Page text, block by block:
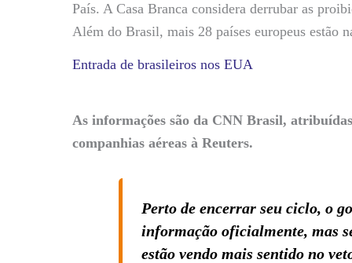
País. A Casa Branca considera derrubar as
Além do Brasil, mais 28 países europeus estão
Entrada de brasileiros nos EUA
As informações são da CNN Brasil,
companhias aéreas à Reuters.
Perto de encerrar seu ciclo, o
informação oficialmente, mas
estão vendo mais sentido no